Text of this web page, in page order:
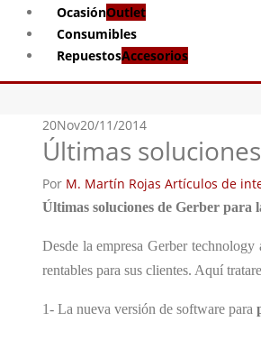
OcasiónOutlet
Consumibles
RepuestosAccesorios
20Nov20/11/2014
Últimas
Por M. Martín Rojas Artículos de
Últimas soluciones de Gerber para
Desde la empresa Gerber
rentables para sus clientes. Aquí
1- La nueva versión de software para